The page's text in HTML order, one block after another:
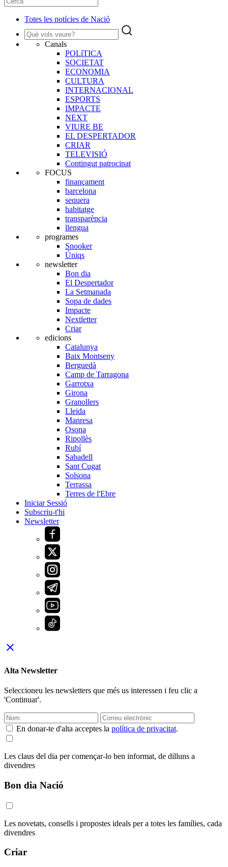
Totes les notícies de Nació
Canals
POLíTICA
SOCIETAT
ECONOMIA
CULTURA
INTERNACIONAL
ESPORTS
IMPACTE
NEXT
VIURE BE
EL DESPERTADOR
CRIAR
TELEVISIÓ
Contingut patrocinat
FOCUS
finançament
barcelona
sequera
habitatge
transparència
llengua
programes
Snooker
Úniqs
newsletter
Bon dia
El Despertador
La Setmanada
Sopa de dades
Impacte
Nextletter
Criar
edicions
Catalunya
Baix Montseny
Berguedà
Camp de Tarragona
Garrotxa
Girona
Granollers
Lleida
Manresa
Osona
Ripollès
Rubí
Sabadell
Sant Cugat
Solsona
Terrassa
Terres de l'Ebre
Iniciar Sessió
Subscriu-t'hi
Newsletter
close
Alta Newsletter
Seleccioneu les newsletters que més us interessen i feu clic a
'Continuar'.
En donar-te d'alta acceptes la política de privacitat.
Les claus del dia per començar-lo ben informat, de dilluns a
divendres
Bon dia Nació
Les novetats, consells i propostes ideals per a totes les famílies, cada
divendres
Criar